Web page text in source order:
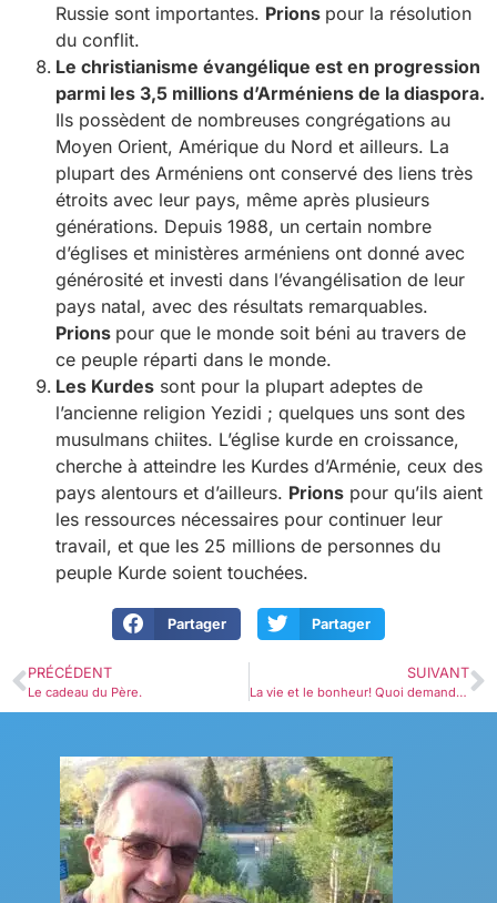
Russie sont importantes. Prions pour la résolution
du conflit.
Le christianisme évangélique est en progression
parmi les 3,5 millions d’Arméniens de la diaspora.
Ils possèdent de nombreuses congrégations au
Moyen Orient, Amérique du Nord et ailleurs. La
plupart des Arméniens ont conservé des liens très
étroits avec leur pays, même après plusieurs
générations. Depuis 1988, un certain nombre
d’églises et ministères arméniens ont donné avec
générosité et investi dans l’évangélisation de leur
pays natal, avec des résultats remarquables.
Prions pour que le monde soit béni au travers de
ce peuple réparti dans le monde.
Les Kurdes sont pour la plupart adeptes de
l’ancienne religion Yezidi ; quelques uns sont des
musulmans chiites. L’église kurde en croissance,
cherche à atteindre les Kurdes d’Arménie, ceux des
pays alentours et d’ailleurs. Prions pour qu’ils aient
les ressources nécessaires pour continuer leur
travail, et que les 25 millions de personnes du
peuple Kurde soient touchées.
Partager Partager
PRÉCÉDENT
Le cadeau du Père.
SUIVANT
La vie et le bonheur! Quoi demandé de mieux?